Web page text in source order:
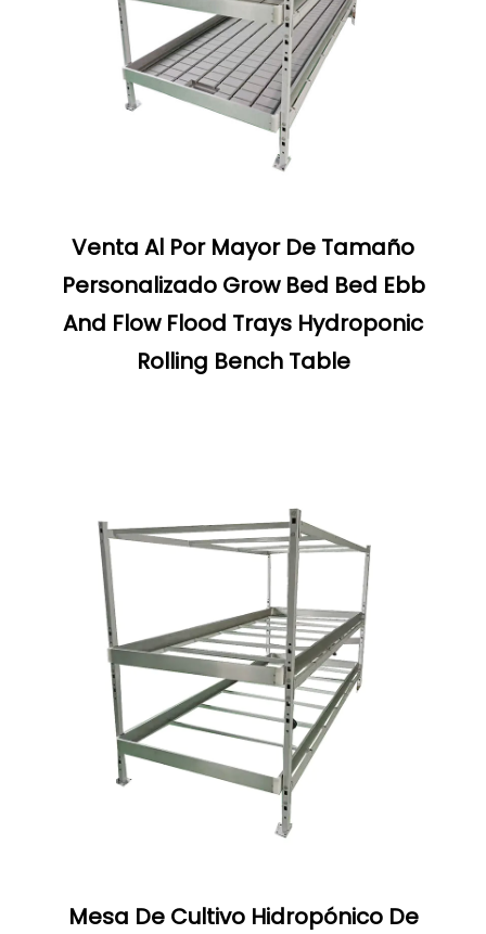
Venta Al Por Mayor De Tamaño
Personalizado Grow Bed Bed Ebb
And Flow Flood Trays Hydroponic
Rolling Bench Table
Mesa De Cultivo Hidropónico De